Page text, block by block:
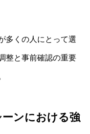
多くの人にとって選
整と事前確認の重要
ンにおける強